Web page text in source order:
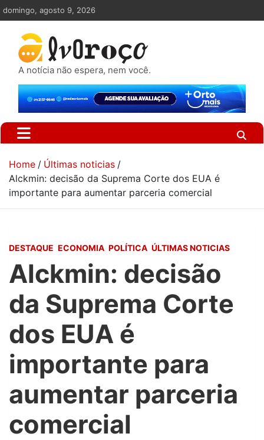
Skip
to
content
domingo, agosto 9, 2026
A notícia não espera, nem você.
Home
Últimas noticias
Alckmin: decisão da Suprema Corte dos EUA é
importante para aumentar parceria comercial
DESTAQUE ECONOMIA POLÍTICA ÚLTIMAS NOTICIAS
Alckmin: decisão
da Suprema Corte
dos EUA é
importante para
aumentar parceria
comercial